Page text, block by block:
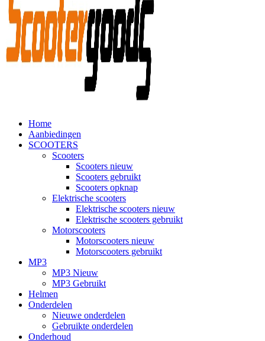
Home
Aanbiedingen
SCOOTERS
Scooters
Scooters nieuw
Scooters gebruikt
Scooters opknap
Elektrische scooters
Elektrische scooters nieuw
Elektrische scooters gebruikt
Motorscooters
Motorscooters nieuw
Motorscooters gebruikt
MP3
MP3 Nieuw
MP3 Gebruikt
Helmen
Onderdelen
Nieuwe onderdelen
Gebruikte onderdelen
Onderhoud